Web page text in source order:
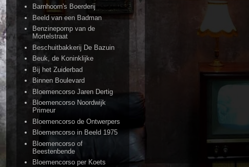
Barnhoorn's Boerderij
Beeld van een Badman
Benzinepomp van de
Mortelstraat
Beschuitbakkerij De Bazuin
Beuk, de Koninklijke
Bij het Zuiderbad
Binnen Boulevard
Bloemencorso Jaren Dertig
Bloemencorso Noordwijk
Primeur
Bloemencorso de Ontwerpers
Bloemencorso in Beeld 1975
Bloemencorso of
Beestenbende
Bloemencorso per Koets